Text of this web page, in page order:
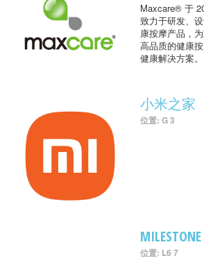
Maxcare® 于
致力于研发、
康按摩产品，
高品质的健康
健康解决方案。
小米之家
位置: G 3
MILESTONE
位置: L6 7